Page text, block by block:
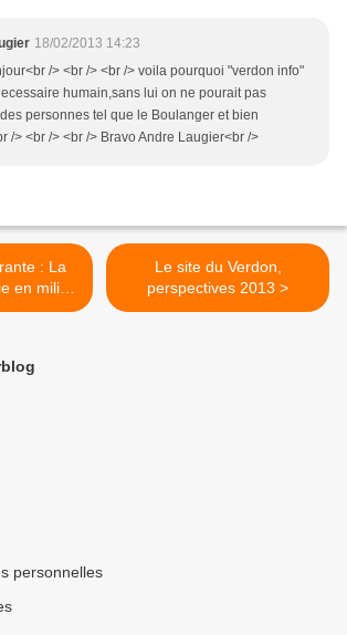
18/02/2013 14:23
/> <br /> <br /> voila pourquoi "verdon info"
humain,sans lui on ne pourait pas
personnes tel que le Boulanger et bien
/> <br /> <br /> Bravo Andre Laugier<br />
en milieu
Le site du Verdon,
perspectives 2013 >
personnelles